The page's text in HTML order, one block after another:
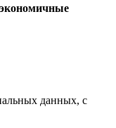
данных, с